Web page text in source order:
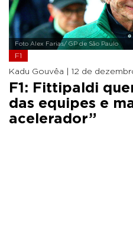
Foto Alex Farias/ GP de São Paulo
F1
Kadu Gouvêa | 12 de
F1: Fittipaldi
das equipes e
acelerador”